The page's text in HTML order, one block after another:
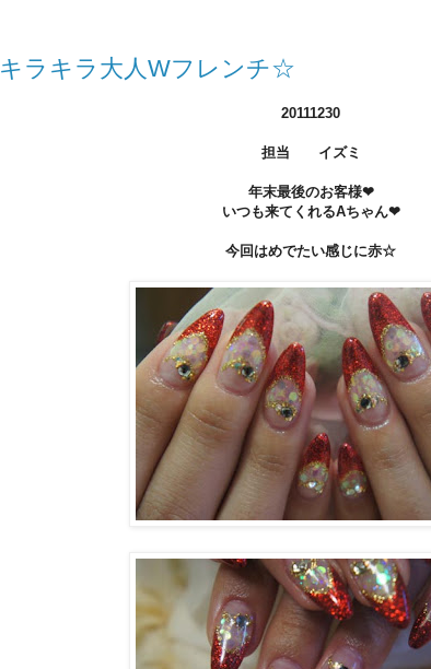
キラキラ大人Wフレンチ☆
20111230
担当 イズミ
年末最後のお客様❤
いつも来てくれるAちゃん❤
今回はめでたい感じに赤☆